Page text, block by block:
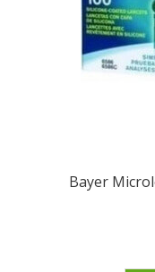
Bayer